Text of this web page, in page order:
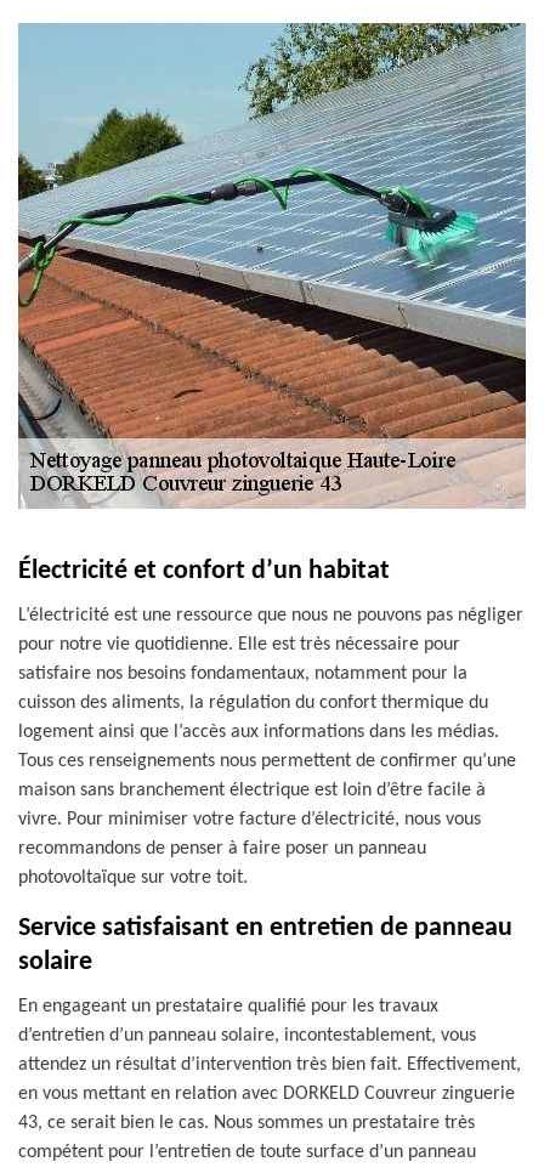
Électricité et confort d’un habitat
L’électricité est une ressource que nous ne pouvons pas négliger
pour notre vie quotidienne. Elle est très nécessaire pour
satisfaire nos besoins fondamentaux, notamment pour la
cuisson des aliments, la régulation du confort thermique du
logement ainsi que l’accès aux informations dans les médias.
Tous ces renseignements nous permettent de confirmer qu’une
maison sans branchement électrique est loin d’être facile à
vivre. Pour minimiser votre facture d’électricité, nous vous
recommandons de penser à faire poser un panneau
photovoltaïque sur votre toit.
Service satisfaisant en entretien de panneau
solaire
En engageant un prestataire qualifié pour les travaux
d’entretien d’un panneau solaire, incontestablement, vous
attendez un résultat d’intervention très bien fait. Effectivement,
en vous mettant en relation avec DORKELD Couvreur zinguerie
43, ce serait bien le cas. Nous sommes un prestataire très
compétent pour l’entretien de toute surface d’un panneau